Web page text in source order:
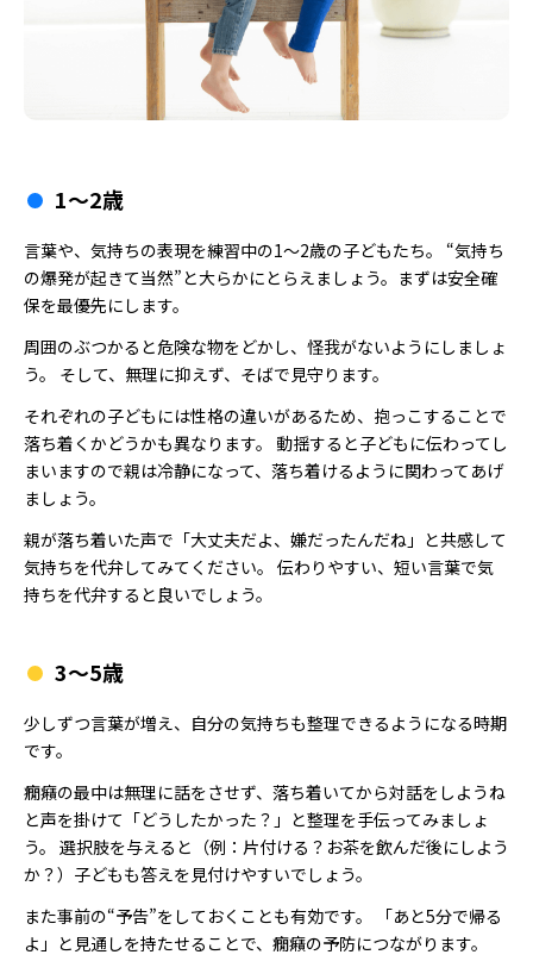
1〜2歳
言葉や、気持ちの表現を練習中の1～2歳の子どもたち。 “気持ち
の爆発が起きて当然”と大らかにとらえましょう。まずは安全確
保を最優先にします。
周囲のぶつかると危険な物をどかし、怪我がないようにしましょ
う。 そして、無理に抑えず、そばで見守ります。
それぞれの子どもには性格の違いがあるため、抱っこすることで
落ち着くかどうかも異なります。 動揺すると子どもに伝わってし
まいますので親は冷静になって、落ち着けるように関わってあげ
ましょう。
親が落ち着いた声で「大丈夫だよ、嫌だったんだね」と共感して
気持ちを代弁してみてください。 伝わりやすい、短い言葉で気
持ちを代弁すると良いでしょう。
3〜5歳
少しずつ言葉が増え、自分の気持ちも整理できるようになる時期
です。
癇癪の最中は無理に話をさせず、落ち着いてから対話をしようね
と声を掛けて「どうしたかった？」と整理を手伝ってみましょ
う。 選択肢を与えると（例：片付ける？お茶を飲んだ後にしよう
か？）子どもも答えを見付けやすいでしょう。
また事前の“予告”をしておくことも有効です。 「あと5分で帰る
よ」と見通しを持たせることで、癇癪の予防につながります。